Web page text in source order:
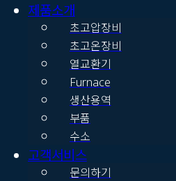
제품소개
초고압장비
초고온장비
열교환기
Furnace
생산용역
부품
수소
고객서비스
문의하기